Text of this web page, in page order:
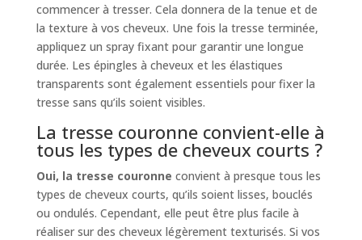
commencer à tresser. Cela donnera de la tenue et de
la texture à vos cheveux. Une fois la tresse terminée,
appliquez un spray fixant pour garantir une longue
durée. Les épingles à cheveux et les élastiques
transparents sont également essentiels pour fixer la
tresse sans qu’ils soient visibles.
La tresse couronne convient-elle à
tous les types de cheveux courts ?
Oui, la tresse couronne convient à presque tous les
types de cheveux courts, qu’ils soient lisses, bouclés
ou ondulés. Cependant, elle peut être plus facile à
réaliser sur des cheveux légèrement texturisés. Si vos